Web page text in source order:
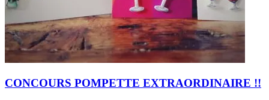
CONCOURS POMPETTE EXTRAORDINAIRE !!